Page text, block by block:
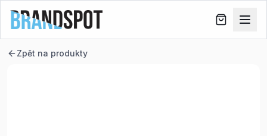
Zpět na produkty